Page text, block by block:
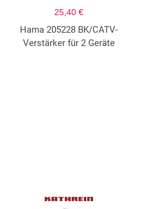
25,40 €
Hama 205228 BK/CATV-
Verstärker für 2 Geräte